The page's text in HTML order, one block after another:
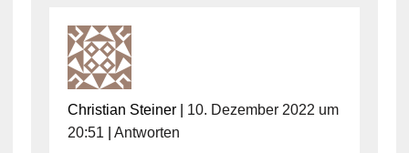
Christian Steiner| 10. Dezember 2022 um
20:51
Antworten